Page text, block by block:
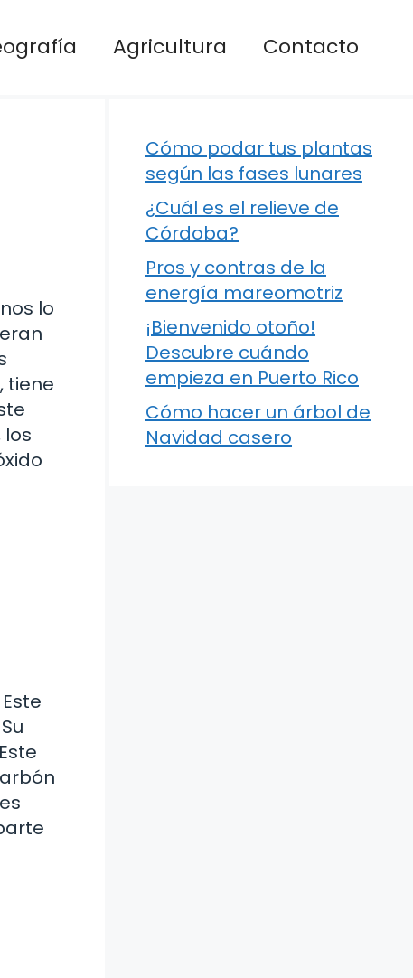
Agricultura Contacto
lo
tiene
Cómo podar tus plantas
según las fases lunares
¿Cuál es el relieve de
Córdoba?
Pros y contras de la
energía mareomotriz
¡Bienvenido otoño!
Descubre cuándo
empieza en Puerto Rico
Cómo hacer un árbol de
Navidad casero